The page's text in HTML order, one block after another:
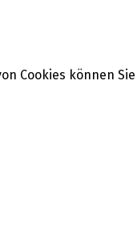
Cookies können